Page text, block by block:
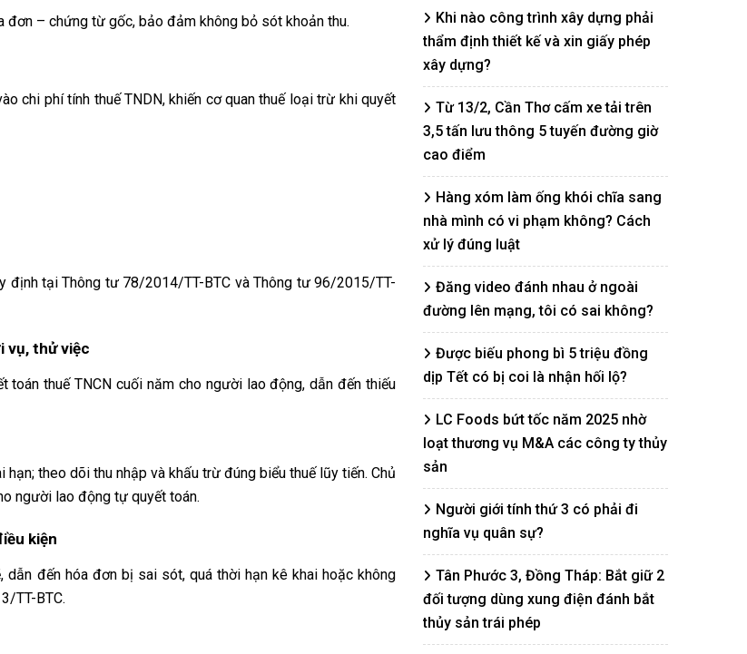
đơn – chứng từ gốc, bảo đảm không bỏ sót khoản thu.
chi phí tính thuế TNDN, khiến cơ quan thuế loại trừ khi quyết
định tại Thông tư 78/2014/TT-BTC và Thông tư 96/2015/TT-
vụ, thử việc
toán thuế TNCN cuối năm cho người lao động, dẫn đến thiếu
theo dõi thu nhập và khấu trừ đúng biểu thuế lũy tiến. Chủ
người lao động tự quyết toán.
kiện
đến hóa đơn bị sai sót, quá thời hạn kê khai hoặc không
TT-BTC.
Khi nào công trình xây dựng phải
thẩm định thiết kế và xin giấy phép
xây dựng?
Từ 13/2, Cần Thơ cấm xe tải trên
3,5 tấn lưu thông 5 tuyến đường giờ
cao điểm
Hàng xóm làm ống khói chĩa sang
nhà mình có vi phạm không? Cách
xử lý đúng luật
Đăng video đánh nhau ở ngoài
đường lên mạng, tôi có sai không?
Được biếu phong bì 5 triệu đồng
dịp Tết có bị coi là nhận hối lộ?
LC Foods bứt tốc năm 2025 nhờ
loạt thương vụ M&A các công ty thủy
sản
Người giới tính thứ 3 có phải đi
nghĩa vụ quân sự?
Tân Phước 3, Đồng Tháp: Bắt giữ 2
đối tượng dùng xung điện đánh bắt
thủy sản trái phép